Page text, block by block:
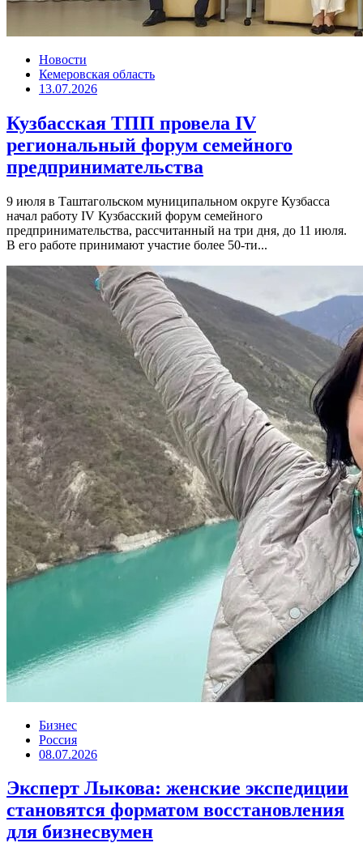
Новости
Кемеровская область
13.07.2026
Кузбасская ТПП провела IV
региональный форум семейного
предпринимательства
9 июля в Таштагольском муниципальном округе Кузбасса
начал работу IV Кузбасский форум семейного
предпринимательства, рассчитанный на три дня, до 11 июля.
В его работе принимают участие более 50-ти...
Бизнес
Россия
08.07.2026
Эксперт Лыкова: женские экспедиции
становятся форматом восстановления
для бизнесвумен